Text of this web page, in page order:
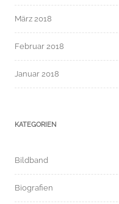
März 2018
Februar 2018
Januar 2018
KATEGORIEN
Bildband
Biografien